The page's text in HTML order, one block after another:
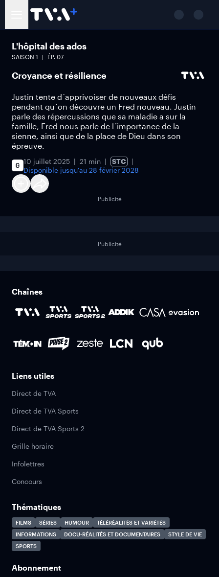
L'hôpital des ados
SAISON 1 ÉP. 07
Croyance et résilience
Justin tente d´apprivoiser de nouveaux défis
pendant qu´on découvre un Fred nouveau. Justin
parle des répercussions que sa maladie a sur la
famille, Fred nous parle de l´importance de la
sienne, ainsi que de la place de Dieu dans son
épreuve.
10 juillet 2025 21 min
STC
Disponible jusqu'au 28 février 2028
Publicité
Publicité
Chaînes
Liens utiles
Direct de TVA
Direct de TVA Sports
Direct de TVA Sports 2
Grille horaire
Infolettres
Concours
Thématiques
FILMS SÉRIES HUMOUR
TÉLÉRÉALITÉS ET VARIÉTÉS
INFORMATIONS
DOCU-RÉALITÉS ET DOCUMENTAIRES
STYLE DE VIE
SPORTS
Abonnement